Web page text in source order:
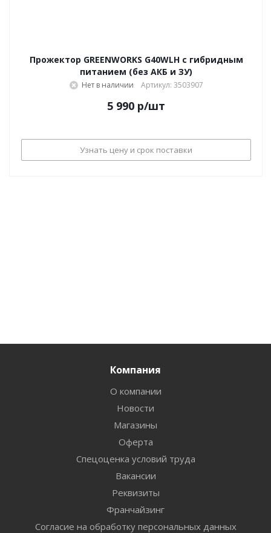
Прожектор GREENWORKS G40WLH с гибридным
питанием (без АКБ и ЗУ)
Нет в наличии Артикул: 3503907
5 990 р/шт
Узнать цену и срок поставки
Компания
О компании
Новости
Магазины
Оферта
Спецоценка условий труда
Вакансии
Реквизиты
Франчайзинг
Согласие на обработку персональных данных